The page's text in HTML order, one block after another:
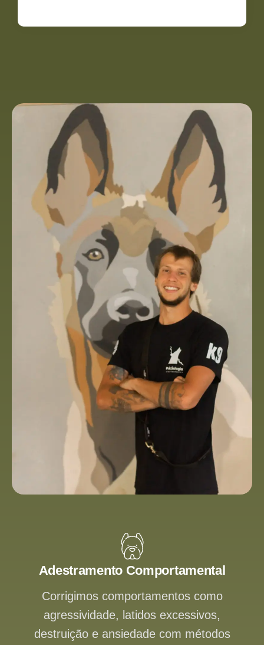
Adestramento Comportamental
Corrigimos comportamentos como
agressividade, latidos excessivos,
destruição e ansiedade com métodos